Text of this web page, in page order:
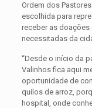
Ordem dos
escolhida para
receber as doações
necessitadas da
“Desde o início da
Valinhos fica aqui
oportunidade de
quilos de arroz,
hospital, onde